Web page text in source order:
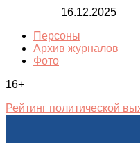
16.12.2025
Персоны
Архив журналов
Фото
16+
Рейтинг политической